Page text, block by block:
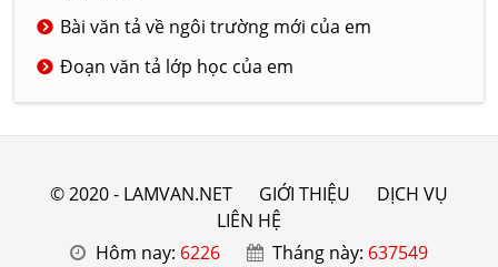
Bài văn tả về ngôi trường mới của em
Đoạn văn tả lớp học của em
© 2020 - LAMVAN.NET GIỚI THIỆU
DỊCH VỤ
LIÊN HỆ
Hôm nay: 6226 Tháng này: 637549